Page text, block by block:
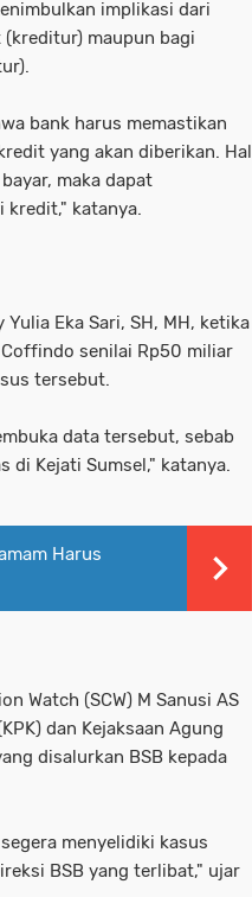
implikasi dari
maupun bagi
bank harus memastikan
yang akan diberikan. Hal
maka dapat
kredit," katanya.
Eka Sari, SH, MH, ketika
senilai Rp50 miliar
tersebut.
data tersebut, sebab
di Kejati Sumsel," katanya.
Harus
Watch (SCW) M Sanusi AS
dan Kejaksaan Agung
disalurkan BSB kepada
menyelidiki kasus
BSB yang terlibat," ujar